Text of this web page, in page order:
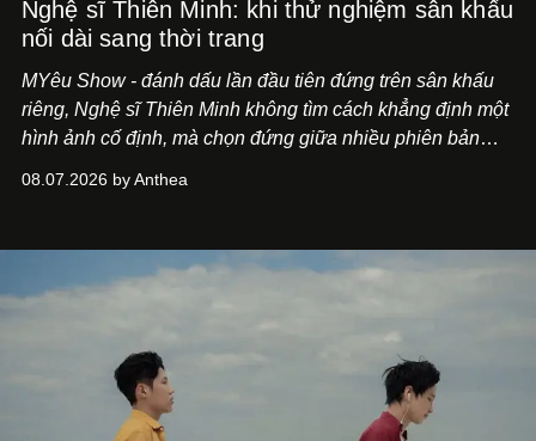
Nghệ sĩ Thiên Minh: khi thử nghiệm sân khấu
nối dài sang thời trang
MYêu Show - đánh dấu lần đầu tiên đứng trên sân khấu
riêng, Nghệ sĩ Thiên Minh không tìm cách khẳng định một
hình ảnh cố định, mà chọn đứng giữa nhiều phiên bản
một bộ suit lụa - như một cách "take the risk" khác, ngoài
08.07.2026 by Anthea